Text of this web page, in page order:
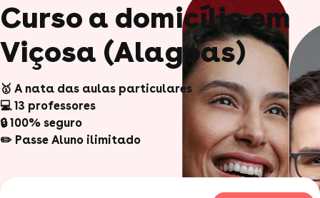
Curso a domicílio em
Viçosa (Alagoas)
🥇 A nata das aulas particulares
💻 13 professores
🔒 100% seguro
✏️ Passe Aluno ilimitado